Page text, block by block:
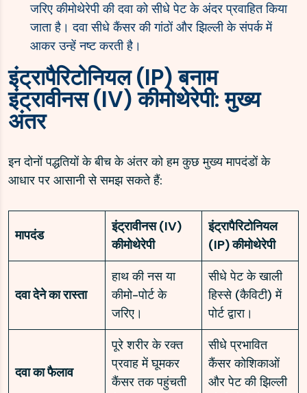
जरिए कीमोथेरेपी की दवा को सीधे पेट के अंदर प्रवाहित किया
जाता है। दवा सीधे कैंसर की गांठों और झिल्ली के संपर्क में
आकर उन्हें नष्ट करती है।
इंट्रापैरिटोनियल (IP) बनाम
इंट्रावीनस (IV) कीमोथेरेपी: मुख्य
अंतर
इन दोनों पद्धतियों के बीच के अंतर को हम कुछ मुख्य मापदंडों के
आधार पर आसानी से समझ सकते हैं:
मापदंड
इंट्रावीनस (IV)
कीमोथेरेपी
इंट्रापैरिटोनियल
(IP) कीमोथेरेपी
दवा देने का रास्ता
हाथ की नस या
कीमो-पोर्ट के
जरिए।
सीधे पेट के खाली
हिस्से (कैविटी) में
पोर्ट द्वारा।
दवा का फैलाव
पूरे शरीर के रक्त
प्रवाह में घूमकर
कैंसर तक पहुंचती
सीधे प्रभावित
कैंसर कोशिकाओं
और पेट की झिल्ली